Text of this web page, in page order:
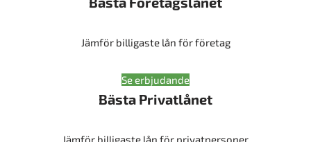
Jämför billigaste lån för företag
Se erbjudande
Bästa Privatlånet
Jämför billigaste lån för privatpersoner